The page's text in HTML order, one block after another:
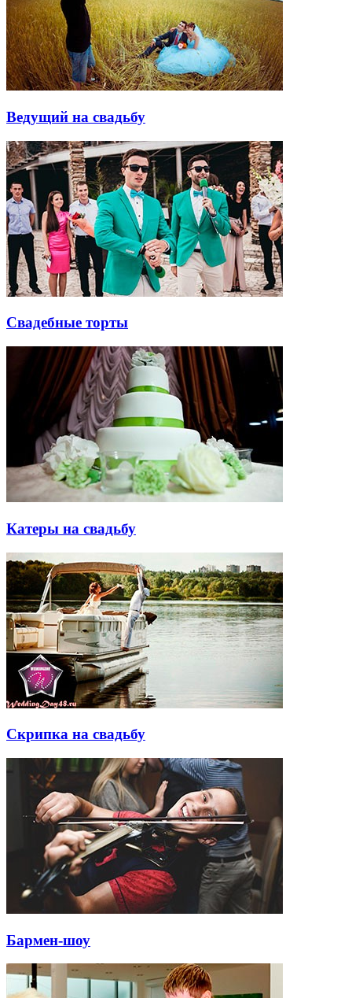
Ведущий на свадьбу
Свадебные торты
Катеры на свадьбу
Скрипка на свадьбу
Бармен-шоу